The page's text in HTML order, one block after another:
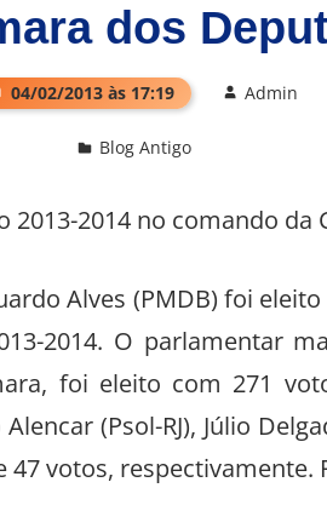
dos
04/02/2013 às 17:19 Admin
Blog Antigo
Alves (PMDB) foi
2014. O parlamentar
foi eleito com 271
(Psol-RJ), Júlio
47 votos,